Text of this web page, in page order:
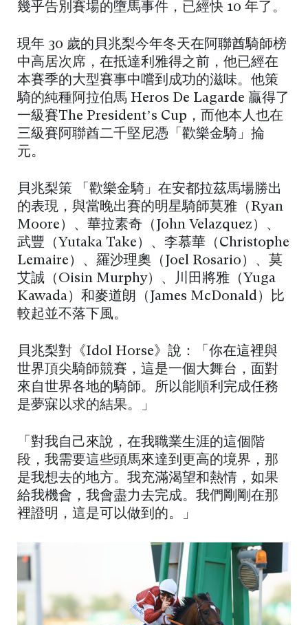
幾乎告別賽場的墮馬事件，已經快 10 年了。
現年 30 歲的貝兆梨今年冬天在阿聯酋騎師榜
中高居次席，在抵達利雅得之前，他已經在
本賽季的大型賽事中嚐到成功的滋味。他策
騎的純種阿拉伯馬 Heros De Lagarde 贏得了
一級賽The President’s Cup，而他本人也在
三級賽阿聯酋二千堅尼憑「歡樂金騎」掄
元。
貝兆梨策 「歡樂金騎」在安都拉茲馬場勝出
的表現，與當晚出賽的明星騎師莫雅（Ryan
Moore）、華拉素奇（John Velazquez）、
武豐（Yutaka Take）、李慕華（Christophe
Lemaire）、羅沙理奧（Joel Rosario）、莫
艾誠（Oisin Murphy）、川田將雅（Yuga
Kawada）和麥道朗（James McDonald）比
較起並不落下風。
貝兆梨對《Idol Horse》說：「你在這裡與
世界頂尖騎師競賽，這是一個大舞台，面對
來自世界各地的騎師。所以能順利完成任務
是夢寐以求的結果。」
「對我自己來說，在我職業生涯的這個階
段，我需要這些頭馬來達到更高的境界，那
是我想去的地方。我充滿渴望和熱情，如果
給我機會，我會盡力去完成。我們剛剛在那
裡證明，這是可以做到的。」